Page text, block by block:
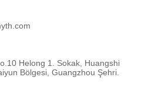
Helong 1. Sokak, Huangshi
Bölgesi, Guangzhou Şehri.